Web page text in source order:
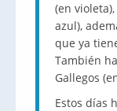
(en
azul),
que ya
También
Gallegos
Estos días